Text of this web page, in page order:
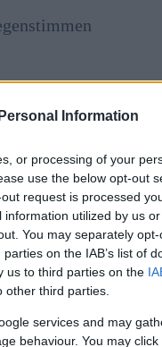
Information
or processing of your
use the below opt-out
request is processed
utilized by us
You may separately
on the IAB’s list of
us to third parties on the
third parties.
services and may
behaviour. You may
dass Mittel, die
Fluss der
“minimalen
Handlungen, die